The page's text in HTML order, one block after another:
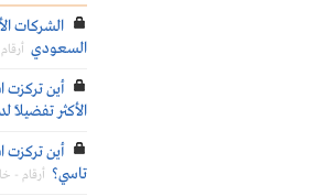
الشركات
السعودي
أين تركزت
الأكثر تفضيلاً
أين تركزت
تاسي؟ أرقام -